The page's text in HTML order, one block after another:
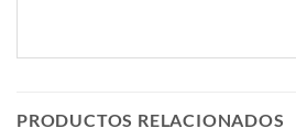
PRODUCTOS RELACIONADOS